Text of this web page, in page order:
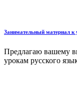
Занимательный материал
Предлагаю вашему
урокам русского